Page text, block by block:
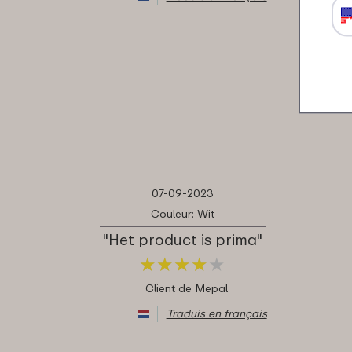
07-09-2023
Couleur: Wit
"Het product is prima"
★★★★ ★
★★★★ ★
Client de Mepal
Traduis en français